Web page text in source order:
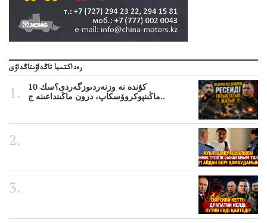
رەداكتسيا تاڭداۋىتاڭداۋى
10 كۇندە نە وزنەردىوزگەردى؟سك
ماڭىنپوكروۆسكاپ، درون ماڭىنداعىنە ج..